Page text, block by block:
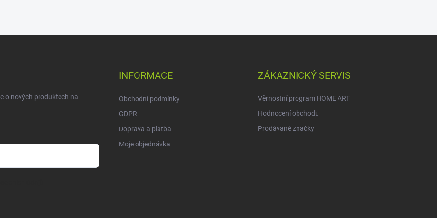
o nových produktech na
INFORMACE
Obchodní podmínky
GDPR
Doprava a platba
Moje objednávka
ZÁKAZNICKÝ SERVIS
Věrnostní program HOME ART
Hodnocení obchodu
Prodávané značky